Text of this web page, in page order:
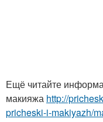
Ещё читайте
макияжа http://
pricheski-i-makiyazh/